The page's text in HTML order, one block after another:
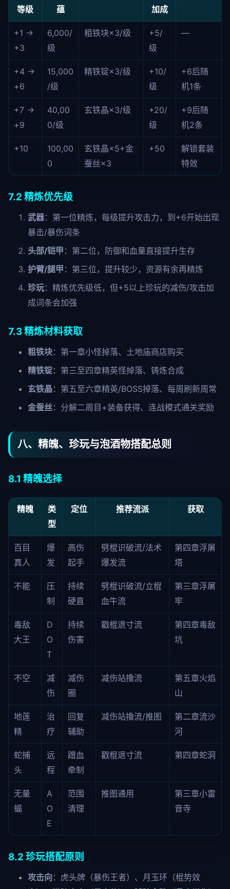
等级
蕴
加成
+1 →
+3
6,000/
级
粗铁块×3/级
+5/
级
—
+4 →
+6
15,000
/级
精铁锭×3/级
+10/
级
+6后随
机1条
+7 →
+9
40,00
0/级
玄铁晶×3/级
+20/
级
+9后随
机2条
+10
100,00
0
玄铁晶×5+金
蚕丝×3
+50
解锁套装
特效
7.2 精炼优先级
武器：第一位精炼，每级提升攻击力，到+6开始出现
暴击/暴伤词条
头部/铠甲 ：第二位，防御和血量直接提升生存
护臂/腿甲 ：第三位，提升较少，资源有余再精炼
珍玩：精炼优先级低，但+5以上珍玩的减伤/攻击加
成词条会加强
7.3 精炼材料获取
粗铁块：第一章小怪掉落、土地庙商店购买
精铁锭：第三至四章精英怪掉落、铸炼合成
玄铁晶：第五至六章精英/BOSS掉落、每周刷新周常
金蚕丝：分解二周目+装备获得、连战模式通关奖励
八、精魄、珍玩与泡酒物搭配总则
8.1 精魄选择
精魄
类
型
定位 推荐流派 获取
百目
真人
爆
发
高伤
起手
劈棍识破流/法术
爆发流
第四章浮屠
塔
不能
压
制
持续
硬直
劈棍识破流/立棍
血牛流
第三章浮屠
牢
毒敌
大王
D
O
T
持续
伤害
戳棍退寸流
第四章毒敌
坑
不空
减
伤
减伤
圈
减伤站撸流
第五章火焰
山
地莲
精
治
疗
回复
辅助
减伤站撸流/推图
第二章流沙
河
蛇捕
头
远
程
蹭血
牵制
戳棍退寸流 第四章蛇洞
无量
蝠
A
O
E
范围
清理
推图通用
第三章小雷
音寺
8.2 珍玩搭配原则
攻击向：虎头牌（暴伤王者）、月玉环（棍势效